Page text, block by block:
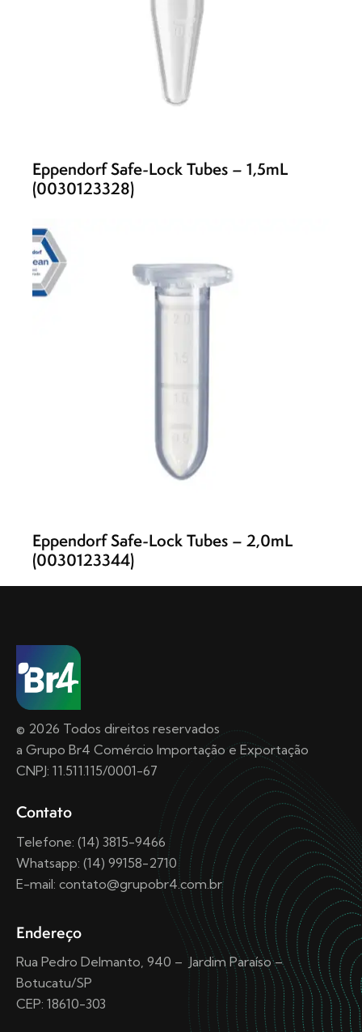
Eppendorf Safe-Lock Tubes – 1,5mL
(0030123328)
Eppendorf Safe-Lock Tubes – 2,0mL
(0030123344)
© 2026 Todos direitos reservados
a Grupo Br4 Comércio Importação e Exportação
CNPJ: 11.511.115/0001-67
Contato
Telefone: (14) 3815-9466
Whatsapp: (14) 99158-2710
E-mail: contato@grupobr4.com.br
Endereço
Rua Pedro Delmanto, 940 – Jardim Paraíso –
Botucatu/SP
CEP: 18610-303